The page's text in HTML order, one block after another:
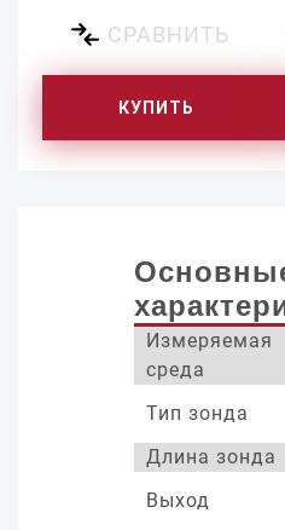
СРАВНИТЬ
КУПИТЬ
Измеряемая
среда
Тип зонда
Длина зонда
Выход